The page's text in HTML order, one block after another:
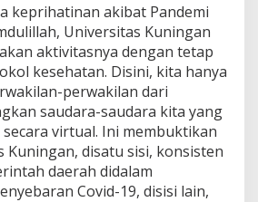
keprihatinan akibat Pandemi
Universitas Kuningan
aktivitasnya dengan tetap
kesehatan. Disini, kita hanya
perwakilan dari
saudara-saudara kita yang
virtual. Ini membuktikan
Kuningan, disatu sisi, konsisten
daerah didalam
Covid-19, disisi lain,